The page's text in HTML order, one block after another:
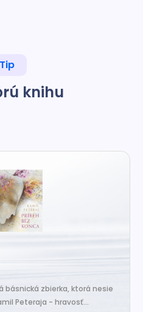
Tip
knihu
zbierka, ktorá nesie
Peteraja - hravosť...